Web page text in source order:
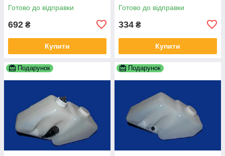
Готово до відправки
692 ₴
Купити
Готово до відправки
334 ₴
Купити
Подарунок Подарунок